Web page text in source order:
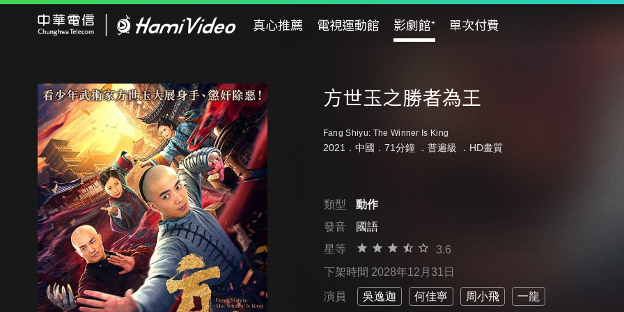
真心推薦 電視運動館 影劇館⁺ 單次付費
方世玉之勝者為王
Fang Shiyu: The Winner Is King
2021．中國．71分鐘 ． 普遍級 ．HD畫質
類型
動作
發音
國語
星等
3.6
下架時間 2028年12月31日
演員 吳逸迦 何佳寧 周小飛 一龍